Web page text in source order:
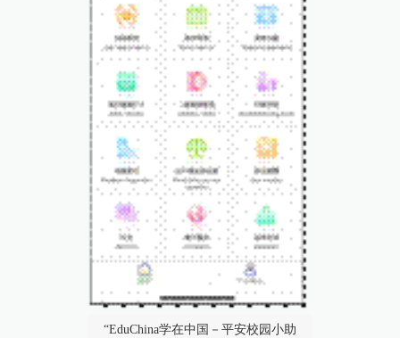
“EduChina学在中国－平安校园小助